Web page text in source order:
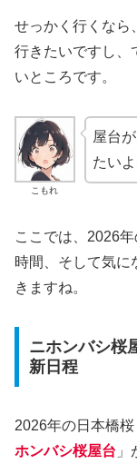
せっかく行くなら
行きたいですし、
いところです。
こもれ
屋台
たい
ここでは、2026
時間、そして気に
きますね。
ニホンバシ桜
新日程
2026年の日本橋
ホンバシ桜屋台